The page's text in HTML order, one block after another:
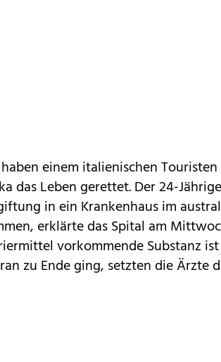
einem italienischen
das Leben gerettet. Der 24-
in ein Krankenhaus im
erklärte das Spital am
vorkommende Substanz
zu Ende ging, setzten die Ärzte